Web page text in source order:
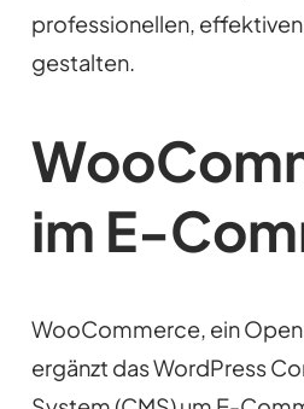
professionellen,
gestalten.
im E-
WooCommerce, ein
ergänzt das WordPress